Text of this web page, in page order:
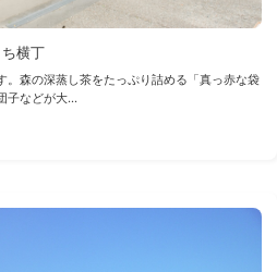
横丁
。森の深蒸し茶をたっぷり詰める「真っ赤な袋
子などが大...